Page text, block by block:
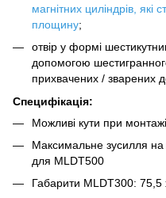
магнітних циліндрів, які
площину;
отвір у формі
допомогою
прихвачених / зварених
Специфікація:
Можливі кути при
Максимальне зусилля на
для MLDT500
Габарити MLDT300: